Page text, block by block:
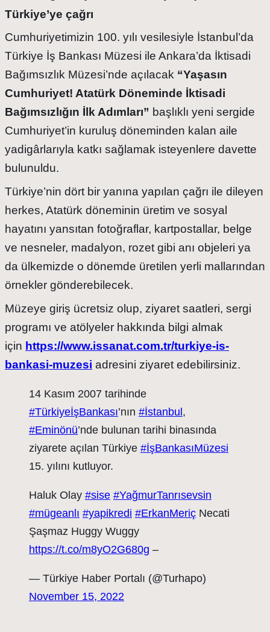
Türkiye’ye çağrı
Cumhuriyetimizin 100. yılı vesilesiyle İstanbul’da
Türkiye İş Bankası Müzesi ile Ankara’da İktisadi
Bağımsızlık Müzesi’nde açılacak “Yaşasın
Cumhuriyet! Atatürk Döneminde İktisadi
Bağımsızlığın İlk Adımları” başlıklı yeni sergide
Cumhuriyet’in kuruluş döneminden kalan aile
yadigârlarıyla katkı sağlamak isteyenlere davette
bulunuldu.
Türkiye’nin dört bir yanına yapılan çağrı ile dileyen
herkes, Atatürk döneminin üretim ve sosyal
hayatını yansıtan fotoğraflar, kartpostallar, belge
ve nesneler, madalyon, rozet gibi anı objeleri ya
da ülkemizde o dönemde üretilen yerli mallarından
örnekler gönderebilecek.
Müzeye giriş ücretsiz olup, ziyaret saatleri, sergi
programı ve atölyeler hakkında bilgi almak
için https://www.issanat.com.tr/turkiye-is-
bankasi-muzesi adresini ziyaret edebilirsiniz.
14 Kasım 2007 tarihinde
#TürkiyeİşBankası’nın #İstanbul ,
#Eminönü’nde bulunan tarihi binasında
ziyarete açılan Türkiye #İşBankasıMüzesi
15. yılını kutluyor.
Haluk Olay #sise #YağmurTanrısevsin
#mügeanlı #yapikredi #ErkanMeriç Necati
Şaşmaz Huggy Wuggy
https://t.co/m8yO2G680g –
— Türkiye Haber Portalı (@Turhapo)
November 15, 2022